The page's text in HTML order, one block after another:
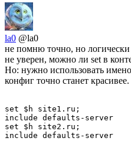
la0 @la0
не помню точно, но логически
не уверен, можно ли set в
Но: нужно использовать
конфиг точно станет красивее.
set $h site1.ru;
include defaults-server
set $h site2.ru;
include defaults-server